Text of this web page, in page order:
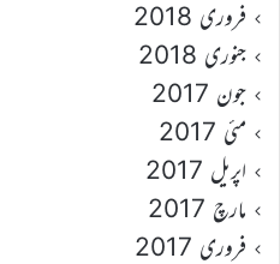
فروری 2018
جنوری 2018
جون 2017
مئی 2017
اپریل 2017
مارچ 2017
فروری 2017